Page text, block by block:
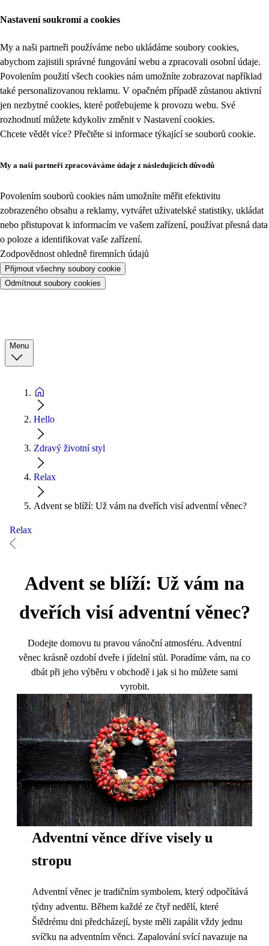
Nastavení soukromí a cookies
My a naši partneři používáme nebo ukládáme soubory cookies,
abychom zajistili správné fungování webu a zpracovali osobní údaje.
Povolením použití všech cookies nám umožníte zobrazovat například
také personalizovanou reklamu. V opačném případě zůstanou aktivní
jen nezbytné cookies, které potřebujeme k provozu webu. Své
rozhodnutí můžete kdykoliv změnit v Nastavení cookies.
Chcete vědět více? Přečtěte si informace týkající se souborů cookie.
My a naši partneři zpracováváme údaje z následujících důvodů
Povolením souborů cookies nám umožníte měřit efektivitu
zobrazeného obsahu a reklamy, vytvářet uživatelské statistiky, ukládat
nebo přistupovat k informacím ve vašem zařízení, používat přesná data
o poloze a identifikovat vaše zařízení.
Zodpovědnost ohledně firemních údajů
Přijmout všechny soubory cookie
Odmítnout soubory cookies
Menu
Hello
Zdravý životní styl
Relax
Advent se blíží: Už vám na dveřích visí adventní věnec?
Relax
Advent se blíží: Už vám na
dveřích visí adventní věnec?
Dodejte domovu tu pravou vánoční atmosféru. Adventní
věnec krásně ozdobí dveře i jídelní stůl. Poradíme vám, na co
dbát při jeho výběru v obchodě i jak si ho můžete sami
vyrobit.
Adventní věnce dříve visely u
stropu
Adventní věnec je tradičním symbolem, který odpočítává
týdny adventu. Během každé ze čtyř nedělí, které
Štědrému dni předcházejí, byste měli zapálit vždy jednu
svíčku na adventním věnci. Zapalování svící navazuje na